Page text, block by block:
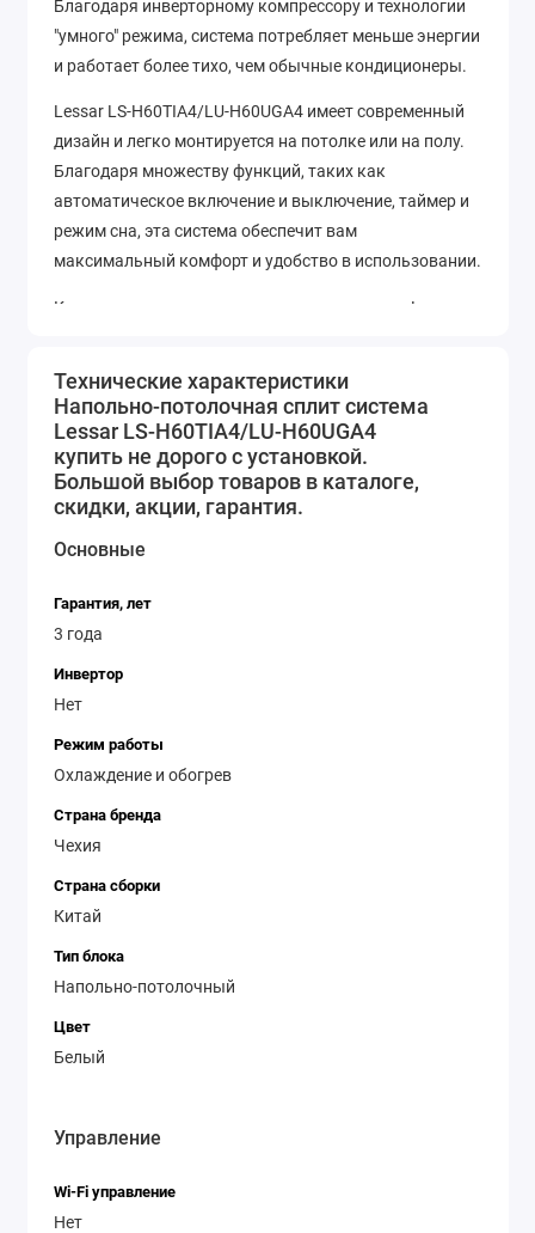
Благодаря инверторному компрессору и технологии
"умного" режима, система потребляет меньше энергии
и работает более тихо, чем обычные кондиционеры.
Lessar LS-H60TIA4/LU-H60UGA4 имеет современный
дизайн и легко монтируется на потолке или на полу.
Благодаря множеству функций, таких как
автоматическое включение и выключение, таймер и
режим сна, эта система обеспечит вам
максимальный комфорт и удобство в использовании.
Купить напольно-потолочную сплит-систему Lessar
товара и быструю доставку по всей России. Не
упустите возможность создать идеальный климат в
своем доме или офисе!
Характеристики:
Мощность: 6 кВт
Технология инверторного компрессора
Дизайн для установки на потолке или на полу
Технические характеристики
Напольно-потолочная сплит система
Lessar LS-H60TIA4/LU-H60UGA4
купить не дорого с установкой.
Большой выбор товаров в каталоге,
скидки, акции, гарантия.
Основные
Гарантия, лет
3 года
Инвертор
Нет
Режим работы
Охлаждение и обогрев
Страна бренда
Чехия
Страна сборки
Китай
Тип блока
Напольно-потолочный
Цвет
Белый
Управление
Wi-Fi управление
Нет